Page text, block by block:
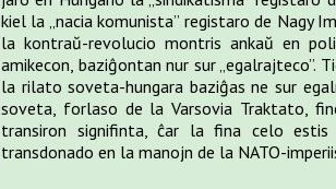
kiel la „nacia komunista” registaro de Nagy
la kontraŭ-revolucio montris ankaŭ en
amikecon, baziĝontan nur sur
la rilato soveta-hungara baziĝas ne sur
soveta, forlaso de la Varsovia Traktato,
transiron signifinta, ĉar la fina celo
transdonado en la manojn de la NATO-